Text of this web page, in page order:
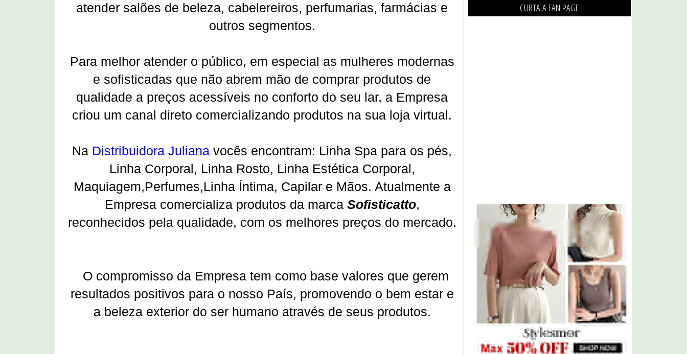
atender salões de beleza, cabelereiros, perfumarias, farmácias e
outros segmentos.
Para melhor atender o público, em especial as mulheres modernas
e sofisticadas que não abrem mão de comprar produtos de
qualidade a preços acessíveis no conforto do seu lar, a Empresa
criou um canal direto comercializando produtos na sua loja virtual.
Na Distribuidora Juliana vocês encontram: Linha Spa para os pés,
Linha Corporal, Linha Rosto, Linha Estética Corporal,
Maquiagem,Perfumes,Linha Íntima, Capilar e Mãos. Atualmente a
Empresa comercializa produtos da marca Sofisticatto,
reconhecidos pela qualidade, com os melhores preços do mercado.
Ocompromisso da Empresa tem como base valores que gerem
resultados positivos para o nosso País, promovendo o bem estar e
a beleza exterior do ser humano através de seus produtos.
CURTA A FAN PAGE